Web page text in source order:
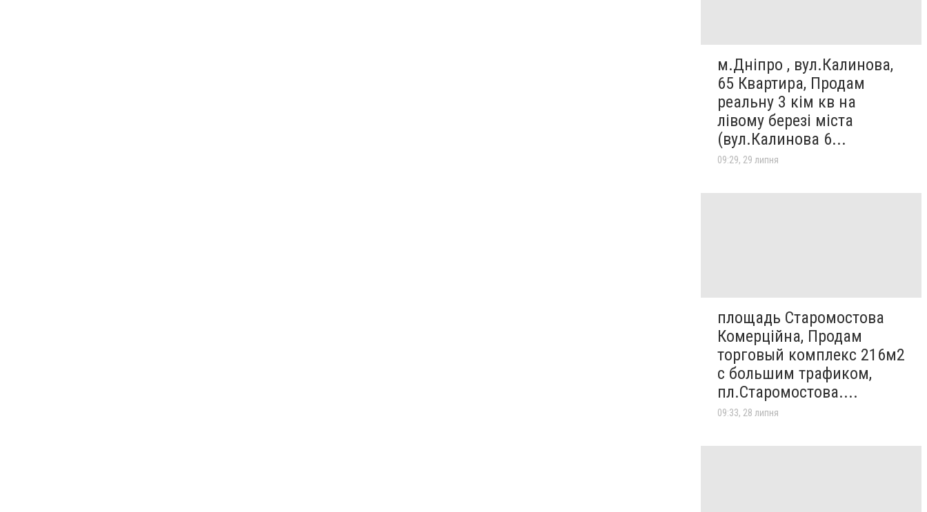
м.Дніпро , вул.Калинова,
65 Квартира, Продам
реальну 3 кім кв на
лівому березі міста
(вул.Калинова 6...
09:29, 29 липня
площадь Старомостова
Комерційна, Продам
торговый комплекс 216м2
с большим трафиком,
пл.Старомостова....
09:33, 28 липня